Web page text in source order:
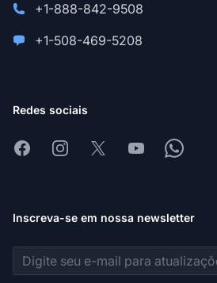
+1-888-842-9508
+1-508-469-5208
Redes sociais
FacebookInstagram
X YoutubeWhatsapp
Inscreva-se em nossa newsletter
Endereço de e-mail